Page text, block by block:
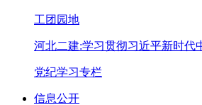
工团园地
河北二建:学习贯彻习近平新时代
党纪学习专栏
信息公开